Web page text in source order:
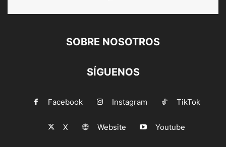
SOBRE NOSOTROS
SÍGUENOS
Facebook Instagram TikTok
X Website Youtube